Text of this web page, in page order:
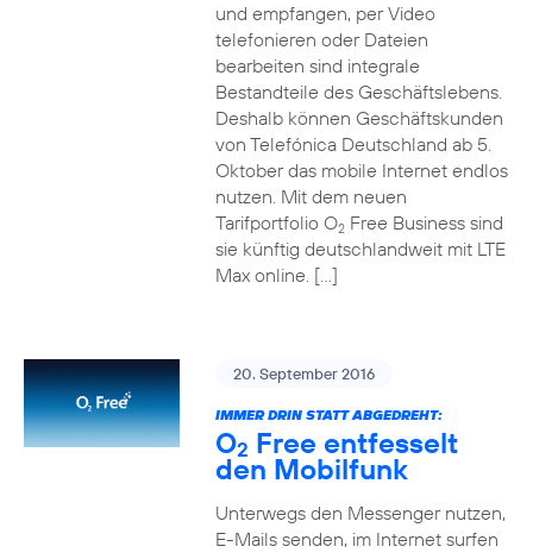
und empfangen, per Video
telefonieren oder Dateien
bearbeiten sind integrale
Bestandteile des Geschäftslebens.
Deshalb können Geschäftskunden
von Telefónica Deutschland ab 5.
Oktober das mobile Internet endlos
nutzen. Mit dem neuen
Tarifportfolio O2Free Business sind
sie künftig deutschlandweit mit LTE
Max online. […]
20. September 2016
IMMER DRIN STATT ABGEDREHT:
O2 Free entfesselt
den Mobilfunk
Unterwegs den Messenger nutzen,
E-Mails senden, im Internet surfen